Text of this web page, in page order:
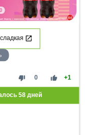
thumb_down 0 thumb_up +1
58дней